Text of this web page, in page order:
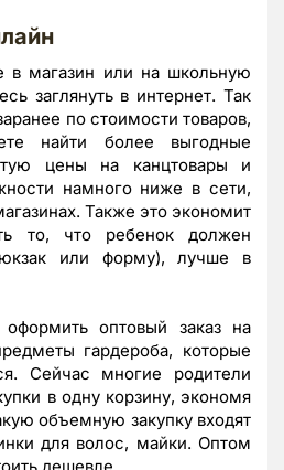
в магазин или на школьную
заглянуть в интернет. Так
по стоимости товаров,
найти более выгодные
цены на канцтовары и
намного ниже в сети,
Также это экономит
то, что ребенок должен
или форму), лучше в
оптовый заказ на
гардероба, которые
Сейчас многие родители
в одну корзину, экономя
объемную закупку входят
для волос, майки. Оптом